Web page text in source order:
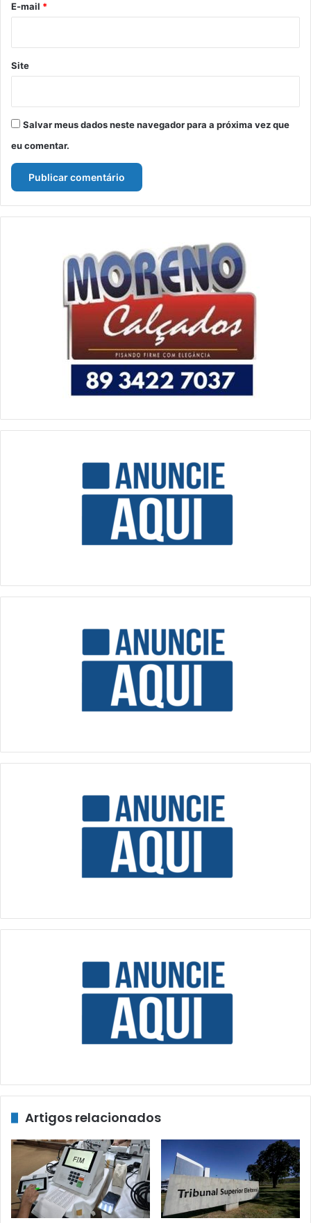
*
E-mail *
Site
Salvar meus dados neste navegador para a próxima vez que
eu comentar.
Artigos relacionados